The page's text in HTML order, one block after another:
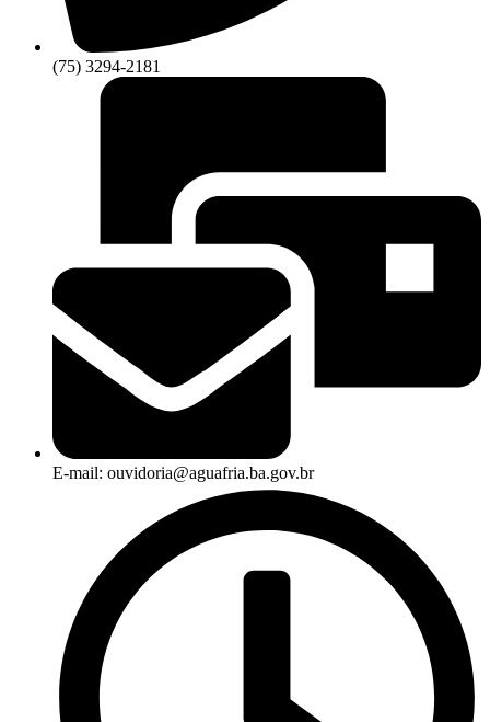
(75) 3294-2181
E-mail: ouvidoria@aguafria.ba.gov.br